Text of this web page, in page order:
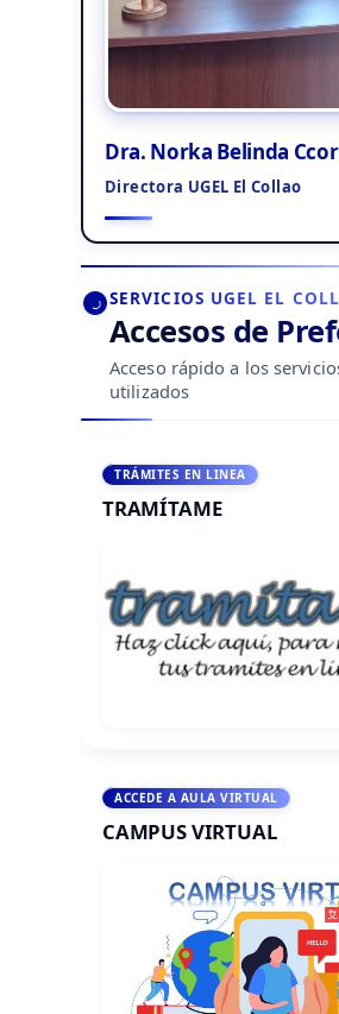
Dra. Norka Belinda
Directora UGEL El Collao
SERVICIOS UGEL EL
Accesos de
Acceso rápido a los
utilizados
TRÁMITES EN LINEA
TRAMÍTAME
ACCEDE A AULA VIRTUAL
CAMPUS VIRTUAL